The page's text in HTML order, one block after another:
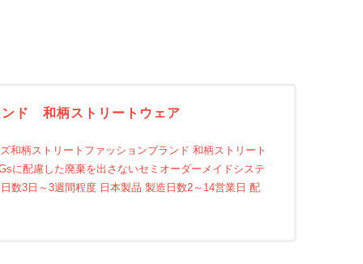
ンド 和柄ストリートウェア
和柄ストリートファッションブランド 和柄ストリート
に配慮した廃棄を出さないセミオーダーメイドシステ
数3日～3週間程度 日本製品 製造日数2～14営業日 配